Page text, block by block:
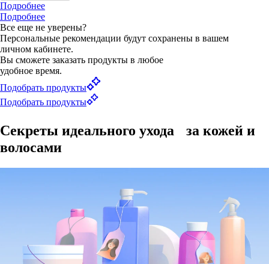
Подробнее
Подробнее
Все еще не уверены?
Персональные рекомендации будут сохранены в вашем
личном кабинете.
Вы сможете заказать продукты в любое
удобное время.
Подобрать продукты
Подобрать продукты
Секреты идеального ухода за кожей и
волосами